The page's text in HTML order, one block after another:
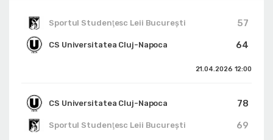
Sportul Studenţesc Leii Bucureşti
57
64
CS Universitatea Cluj-Napoca
21.04.2026 12:00
CS Universitatea Cluj-Napoca
78
69
Sportul Studenţesc Leii Bucureşti